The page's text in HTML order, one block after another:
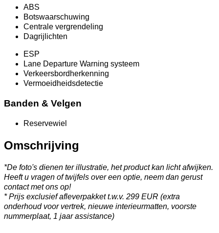
ABS
Botswaarschuwing
Centrale vergrendeling
Dagrijlichten
ESP
Lane Departure Warning systeem
Verkeersbordherkenning
Vermoeidheidsdetectie
Banden & Velgen
Reservewiel
Omschrijving
*De foto's dienen ter illustratie, het product kan licht afwijken.
Heeft u vragen of twijfels over een optie, neem dan gerust
contact met ons op!
* Prijs exclusief afleverpakket t.w.v. 299 EUR (extra
onderhoud voor vertrek, nieuwe interieurmatten, voorste
nummerplaat, 1 jaar assistance)